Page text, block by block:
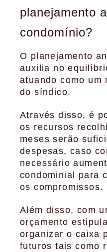
planejamento
condomínio?
O planejamento
auxilia no
atuando como um
do síndico.
Através disso, é
os recursos
meses serão
despesas, caso
necessário
condominial para
os compromissos.
Além disso, com
orçamento
organizar o caixa
futuros tais como